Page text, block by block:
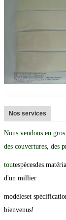
Nos services
Nous vendons en
des couvertures, des
toutespècesdes
d'un millier
modèleset
bienvenus!